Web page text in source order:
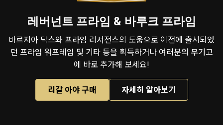
레버넌트 프라임 & 바루크 프라임
바르지아 닥스와 프라임 리서전스의 도움으로 이전에 출시되었
던 프라임 워프레임 및 기타 등을 획득하거나 여러분의 무기고
에 바로 추가해 보세요!
리갈 아야 구매 자세히 알아보기